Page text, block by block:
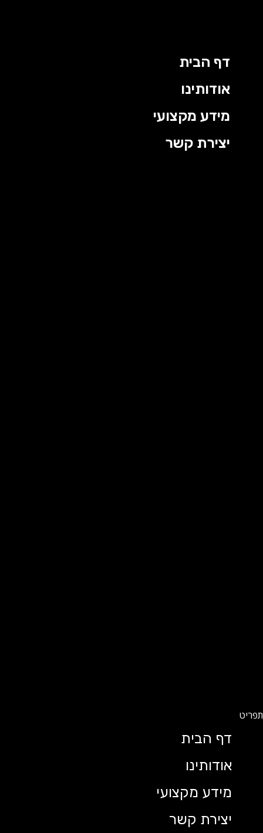
דף הבית
אודותינו
מידע מקצועי
יצירת קשר
דף הבית
אודותינו
מידע מקצועי
יצירת קשר